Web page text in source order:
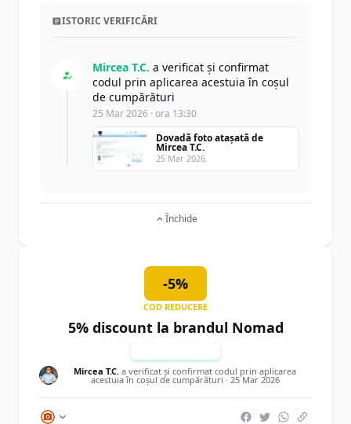
ISTORIC VERIFICĂRI
Mircea T.C. a verificat și confirmat
codul prin aplicarea acestuia în coșul
de cumpărături
25 Mar 2026 · ora 13:30
Dovadă foto atașată de
Mircea T.C.
25 Mar 2026
Închide
-5%
COD REDUCERE
5% discount la brandul Nomad
Mircea T.C. a verificat și confirmat codul prin aplicarea
acestuia în coșul de cumpărături · 25 Mar 2026